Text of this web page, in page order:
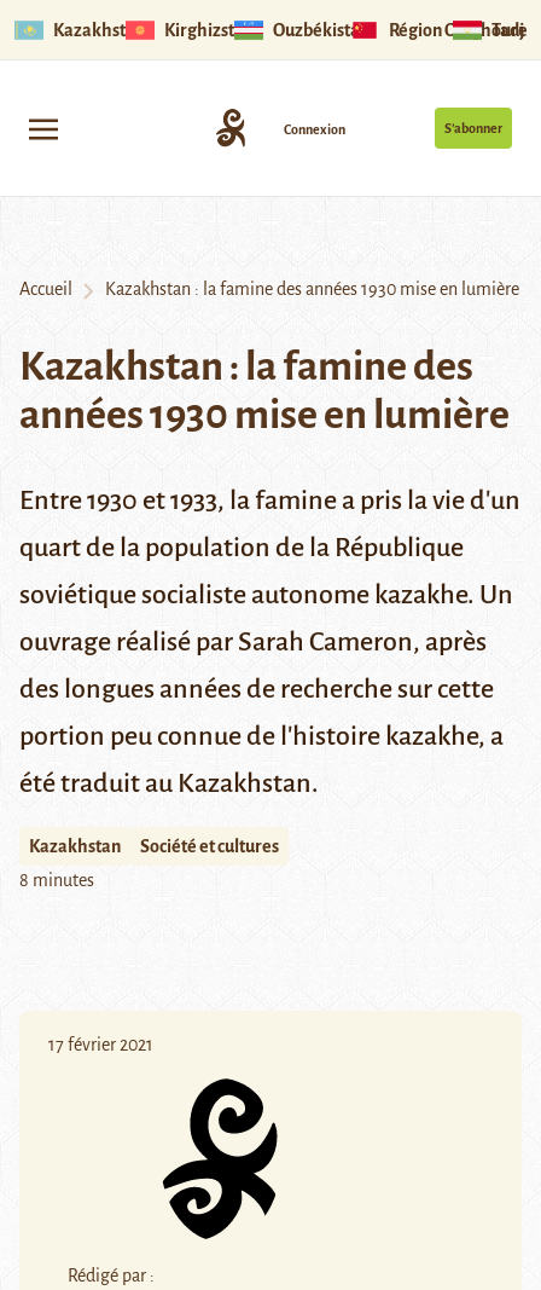
Kazakhstan Kirghizstan Ouzbékistan Région Ouïghoure
S’abonner
Connexion
Accueil Kazakhstan : la famine des années 1930 mise en lumière
Kazakhstan : la famine des
années 1930 mise en lumière
Entre 1930 et 1933, la famine a pris la vie d'un
quart de la population de la République
soviétique socialiste autonome kazakhe. Un
ouvrage réalisé par Sarah Cameron, après
des longues années de recherche sur cette
portion peu connue de l'histoire kazakhe, a
été traduit au Kazakhstan.
Kazakhstan
Société et cultures
8 minutes
17 février 2021
Rédigé par :